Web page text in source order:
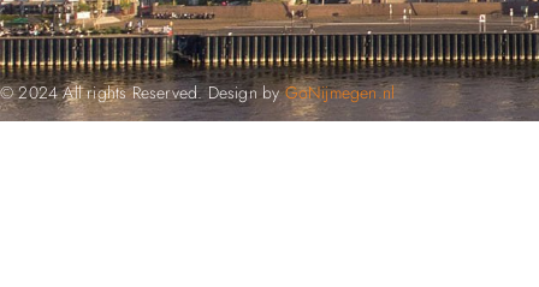
© 2024 All rights Reserved. Design byGoNijmegen.nl